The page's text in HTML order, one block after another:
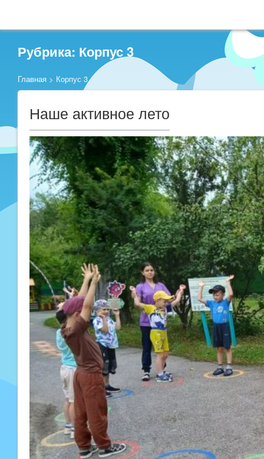
Рубрика: Корпус 3
Главная > Корпус 3
Наше активное лето